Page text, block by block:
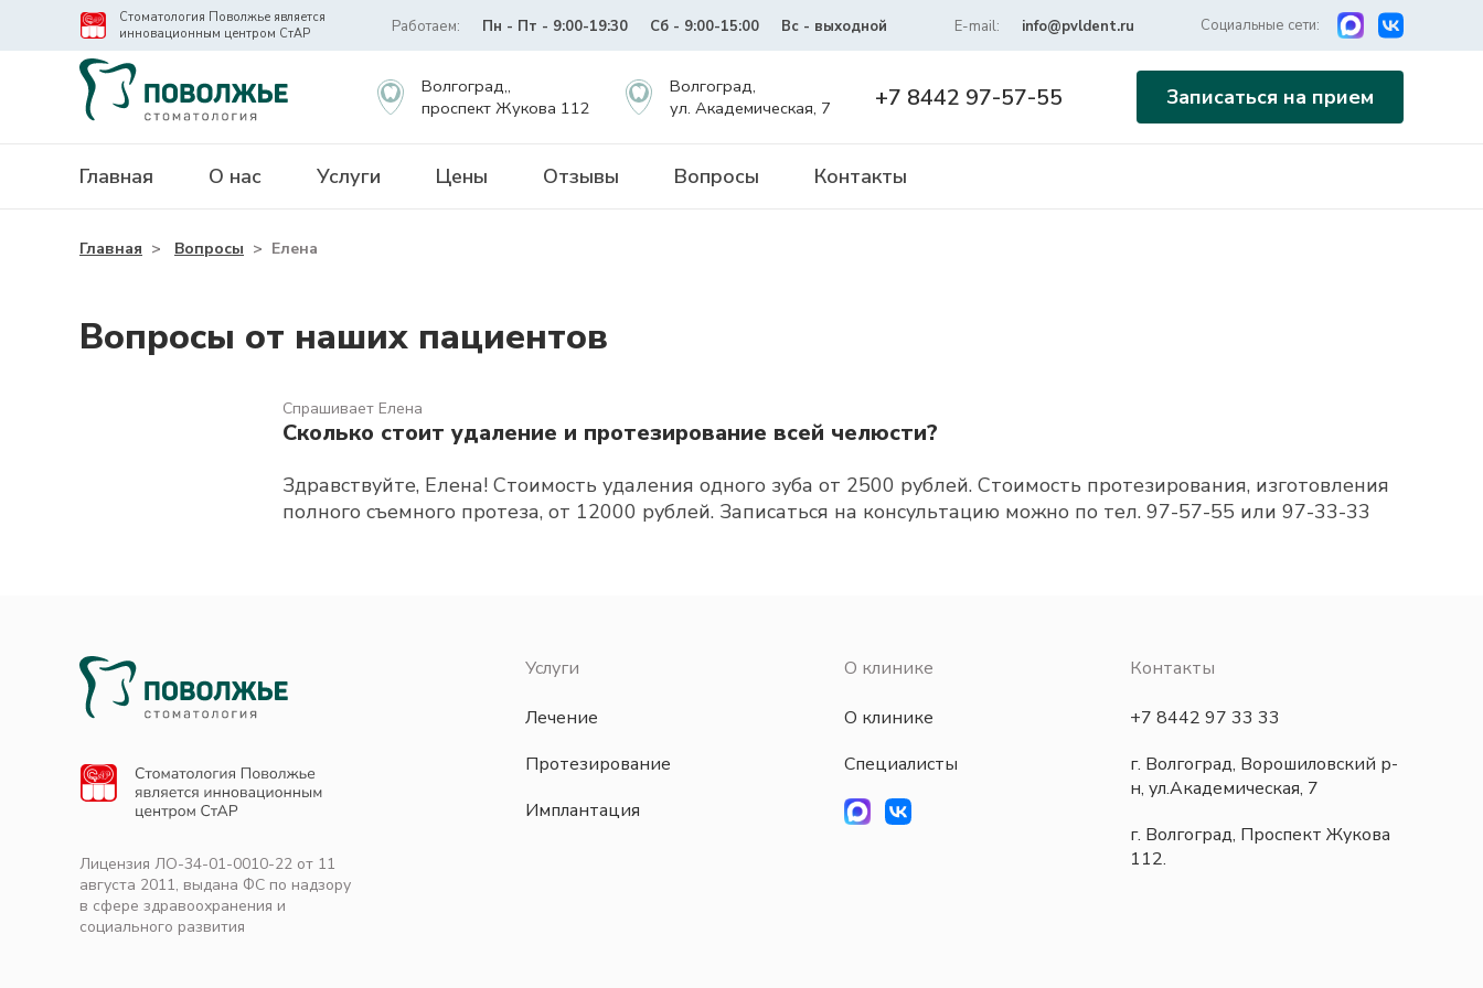
Стоматология Поволжье является
инновационным центром СтАР
Работаем: Пн - Пт - 9:00-19:30 Сб - 9:00-15:00 Вс - выходной E-mail: info@pvldent.ru Социальные сети:
Волгоград,,
проспект Жукова 112
Волгоград,
ул. Академическая, 7
+7 8442 97-57-55 Записаться на прием
Главная О нас Услуги Цены Отзывы Вопросы Контакты
Главная > Вопросы > Елена
Вопросы от наших пациентов
Спрашивает Елена
Сколько стоит удаление и протезирование всей челюсти?
Здравствуйте, Елена! Стоимость удаления одного зуба от 2500 рублей. Стоимость протезирования, изготовления
полного съемного протеза, от 12000 рублей. Записаться на консультацию можно по тел. 97-57-55 или 97-33-33
Лицензия ЛО-34-01-0010-22 от 11
августа 2011, выдана ФС по надзору
в сфере здравоохранения и
социального развития
Услуги
Лечение
Протезирование
Имплантация
О клинике
О клинике
Специалисты
Контакты
+7 8442 97 33 33
г. Волгоград, Ворошиловский р-
н, ул.Академическая, 7
г. Волгоград, Проспект Жукова
112.